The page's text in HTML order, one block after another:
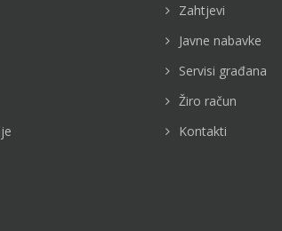
Zahtjevi
Javne nabavke
Servisi građana
Žiro račun
Kontakti